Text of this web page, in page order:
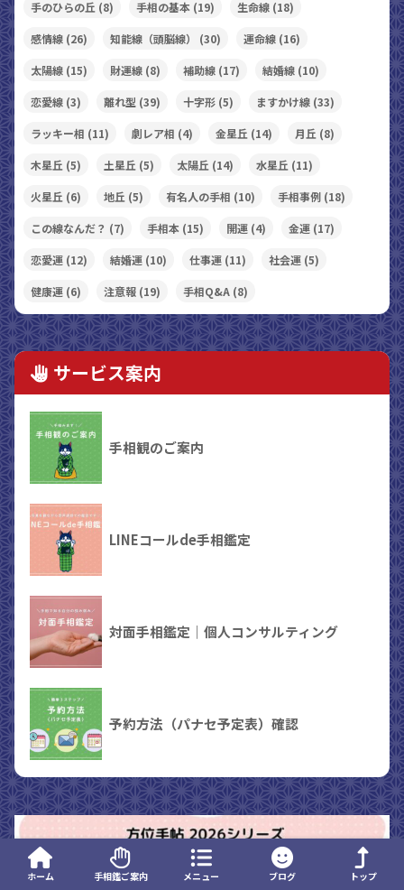
手のひらの丘 (8) 手相の基本 (19) 生命線 (18)
感情線 (26) 知能線（頭脳線） (30) 運命線 (16)
太陽線 (15) 財運線 (8) 補助線 (17) 結婚線 (10)
恋愛線 (3) 離れ型 (39) 十字形 (5) ますかけ線 (33)
ラッキー相 (11) 劇レア相 (4) 金星丘 (14) 月丘 (8)
木星丘 (5) 土星丘 (5) 太陽丘 (14) 水星丘 (11)
火星丘 (6) 地丘 (5) 有名人の手相 (10) 手相事例 (18)
この線なんだ？ (7) 手相本 (15) 開運 (4) 金運 (17)
恋愛運 (12) 結婚運 (10) 仕事運 (11) 社会運 (5)
健康運 (6) 注意報 (19) 手相Q&A (8)
サービス案内
手相観のご案内
LINEコールde手相鑑定
対面手相鑑定｜個人コンサルティング
予約方法（パナセ予定表）確認
ホーム 手相鑑ご案内 メニュー ブログ トップ